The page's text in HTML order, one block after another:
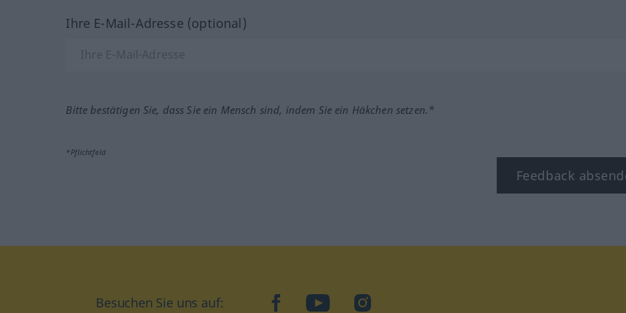
Ihre E-Mail-Adresse (optional)
Bitte bestätigen Sie, dass Sie ein Mensch sind, indem Sie ein Häkchen setzen.*
*Pflichtfeld
Feedback
Besuchen Sie uns auf: facebookYouTubeInstagram